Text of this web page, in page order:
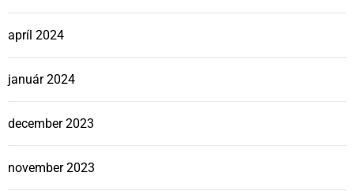
apríl 2024
január 2024
december 2023
november 2023